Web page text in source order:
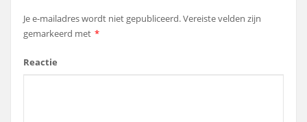
Je e-mailadres wordt niet gepubliceerd.Vereiste velden zijn
gemarkeerd met *
Reactie